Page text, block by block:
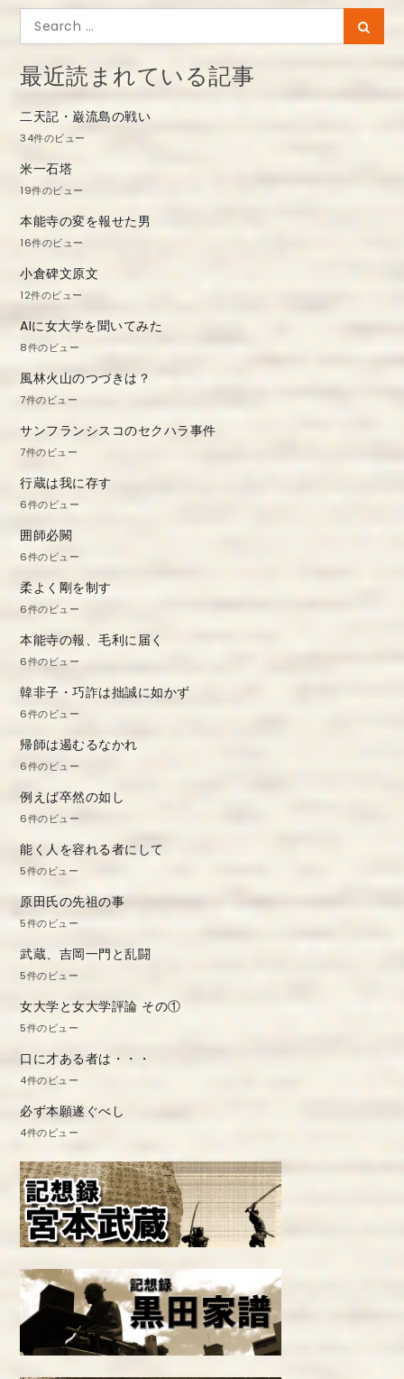
ゲ
ー
シ
ョ
ン
Search
for:
最近読まれている記事
二天記・巌流島の戦い
34件のビュー
米一石塔
19件のビュー
本能寺の変を報せた男
16件のビュー
小倉碑文原文
12件のビュー
AIに女大学を聞いてみた
8件のビュー
風林火山のつづきは？
7件のビュー
サンフランシスコのセクハラ事件
7件のビュー
行蔵は我に存す
6件のビュー
囲師必闕
6件のビュー
柔よく剛を制す
6件のビュー
本能寺の報、毛利に届く
6件のビュー
韓非子・巧詐は拙誠に如かず
6件のビュー
帰師は遏むるなかれ
6件のビュー
例えば卒然の如し
6件のビュー
能く人を容れる者にして
5件のビュー
原田氏の先祖の事
5件のビュー
武蔵、吉岡一門と乱闘
5件のビュー
女大学と女大学評論 その①
5件のビュー
口に才ある者は・・・
4件のビュー
必ず本願遂ぐべし
4件のビュー